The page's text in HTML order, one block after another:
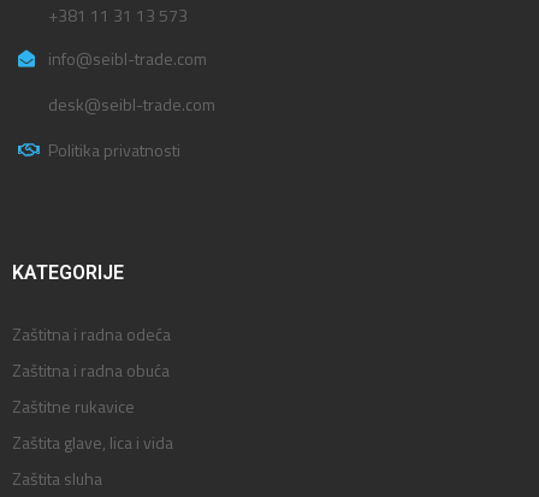
+381 11 31 13 573
info@seibl-trade.com
desk@seibl-trade.com
Politika privatnosti
KATEGORIJE
Zaštitna i radna odeća
Zaštitna i radna obuća
Zaštitne rukavice
Zaštita glave, lica i vida
Zaštita sluha